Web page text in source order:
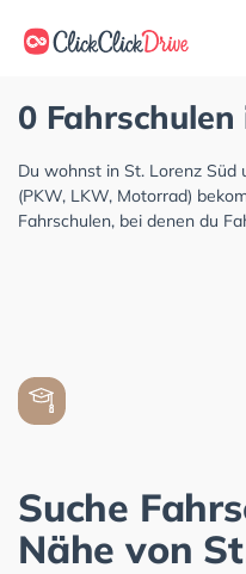
0
Du wohnst in St. Lorenz Süd
(PKW, LKW, Motorrad)
Fahrschulen, bei denen du
Suche
Nähe von